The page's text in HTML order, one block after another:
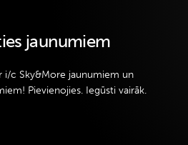
jaunumiem
i/c Sky&More jaunumiem un
Pievienojies. Iegūsti vairāk.